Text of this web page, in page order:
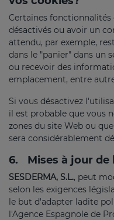
Certaines
désactivés ou avoir un
attendu, par exemple,
dans le "panier" dans un
ou recevoir des
emplacement, entre
Si vous désactivez
il est probable que vous
zones du site Web ou
sera considérablement
6. Mises à jour
SESDERMA, S.L., peut
selon les exigences
le but d'adapter ladite
l'Agence Espagnole de